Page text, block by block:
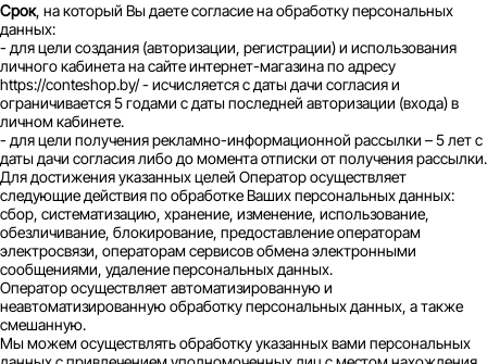
Срок, на который Вы даете согласие на обработку персональных
данных:
- для цели создания (авторизации, регистрации) и использования
личного кабинета на сайте интернет-магазина по адресу
https://conteshop.by/ - исчисляется с даты дачи согласия и
ограничивается 5 годами с даты последней авторизации (входа) в
личном кабинете.
- для цели получения рекламно-информационной рассылки – 5 лет с
даты дачи согласия либо до момента отписки от получения рассылки.
Для достижения указанных целей Оператор осуществляет
следующие действия по обработке Ваших персональных данных:
сбор, систематизацию, хранение, изменение, использование,
обезличивание, блокирование, предоставление операторам
электросвязи, операторам сервисов обмена электронными
сообщениями, удаление персональных данных.
Оператор осуществляет автоматизированную и
неавтоматизированную обработку персональных данных, а также
смешанную.
Мы можем осуществлять обработку указанных вами персональных